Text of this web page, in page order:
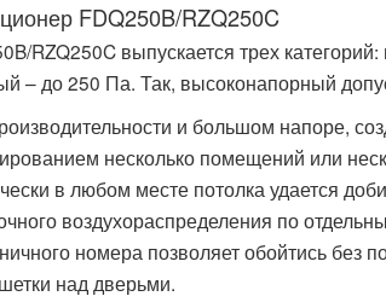
FDQ250B/RZQ250C
RZQ250C выпускается трех
– до 250 Па. Так, высоконапорный
и большом напоре,
несколько помещений или
в любом месте потолка удается
воздухораспределения по
номера позволяет обойтись без
над дверьми.